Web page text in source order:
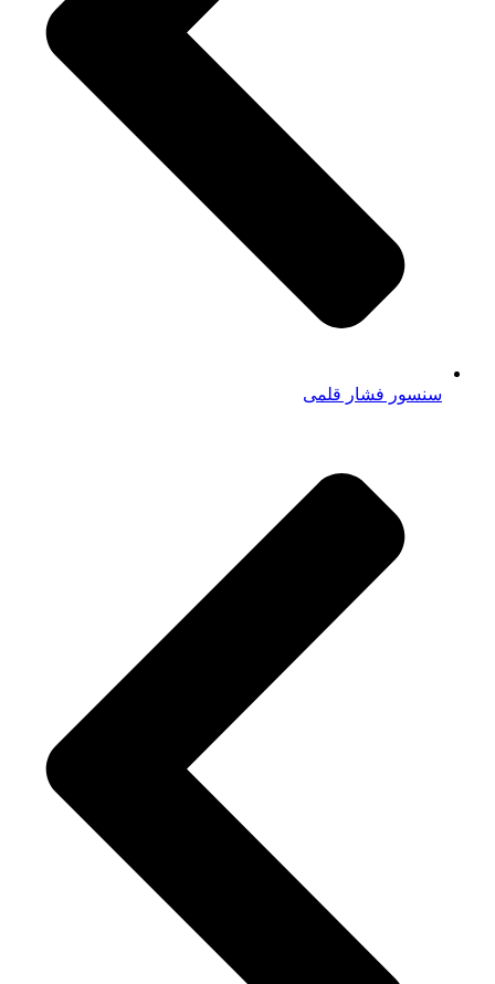
سنسور فشار قلمی